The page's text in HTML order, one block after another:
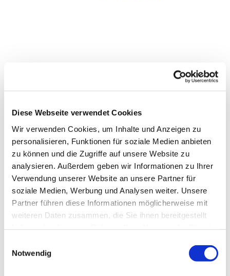
Diese Webseite verwendet Cookies
Wir verwenden Cookies, um Inhalte und Anzeigen zu
personalisieren, Funktionen für soziale Medien anbieten
zu können und die Zugriffe auf unsere Website zu
analysieren. Außerdem geben wir Informationen zu Ihrer
Verwendung unserer Website an unsere Partner für
soziale Medien, Werbung und Analysen weiter. Unsere
Partner führen diese Informationen möglicherweise mit
weiteren Daten zusammen, die Sie ihnen bereitgestellt
Notwendig
Gottesdienst in der
Markuskirche
© privat